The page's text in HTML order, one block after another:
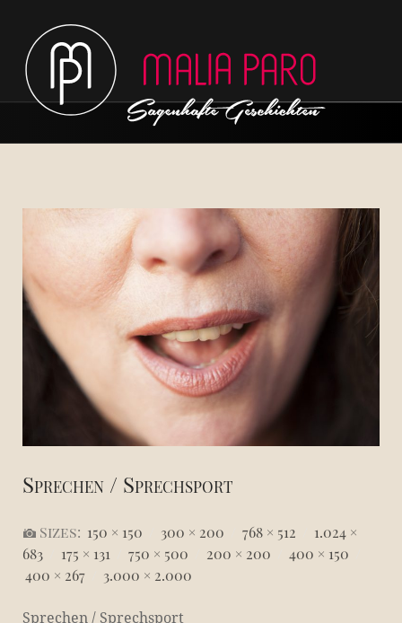
Sprechen / Sprechsport
Sizes: 150 × 150 300 × 200 768 × 512
1.024 ×
683
175 × 131 750 × 500 200 × 200 400 × 150
400 × 267
3.000 × 2.000
Sprechen / Sprechsport